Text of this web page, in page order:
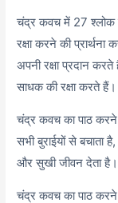
चंद्र कवच में 27 श्लोक
रक्षा करने की
अपनी रक्षा प्रदान
साधक की रक्षा करते हैं।
चंद्र कवच का पाठ
सभी बुराईयों से बचाता
और सुखी जीवन देता है।
चंद्र कवच का पाठ करने